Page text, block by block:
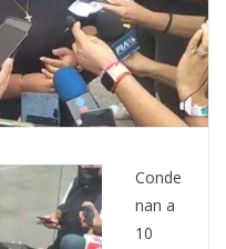
Conde
nan a
10